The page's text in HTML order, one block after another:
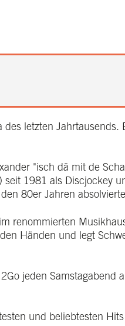
letzten
"isch dä mit de
1981 als Discjockey
80er Jahren
renommierten
Händen und legt
jeden Samstagabend
und beliebtesten